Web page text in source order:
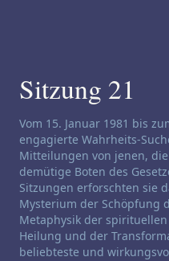
Sitzung 21
Haftungsausschluss für
Vom 15. Januar 1981 bis
engagierte Wahrheits-
Mitteilungen von jenen,
demütige Boten des
Sitzungen erforschten sie
Mysterium der Schöpfung
Metaphysik der
Heilung und der
beliebteste und